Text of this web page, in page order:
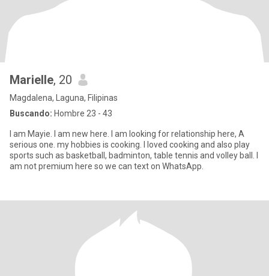
Marielle, 20
Magdalena, Laguna, Filipinas
Buscando: Hombre 23 - 43
I am Mayie. I am new here. I am looking for relationship here, A
serious one. my hobbies is cooking. I loved cooking and also play
sports such as basketball, badminton, table tennis and volley ball. I
am not premium here so we can text on WhatsApp.